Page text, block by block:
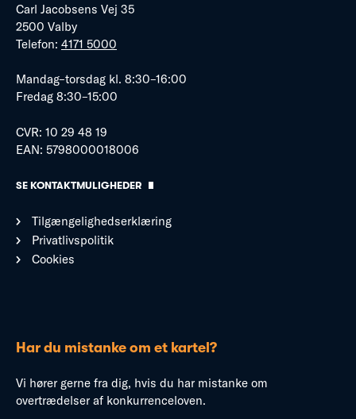
Carl Jacobsens Vej 35
2500 Valby
Telefon: 4171 5000
Mandag–torsdag kl. 8:30–16:00
Fredag 8:30–15:00
CVR: 10 29 48 19
EAN: 5798000018006
SE KONTAKTMULIGHEDER
Tilgængelighedserklæring
Privatlivspolitik
Cookies
Har du mistanke om et kartel?
Vi hører gerne fra dig, hvis du har mistanke om
overtrædelser af konkurrenceloven.